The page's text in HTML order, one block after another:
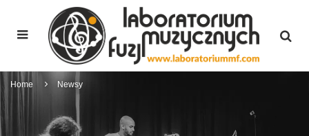
Home Newsy